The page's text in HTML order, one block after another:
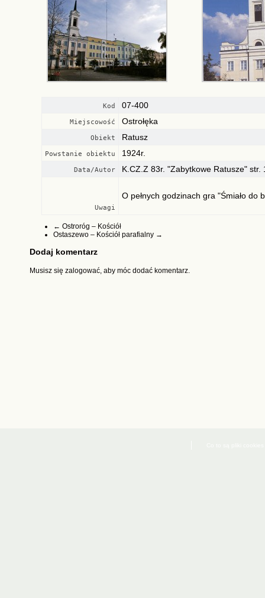
Kod 07-400
Miejscowość Ostrołęka
Obiekt Ratusz
Powstanie obiektu 1924r.
Data/Autor K.CZ.Z 83r. "Zabytkowe Ratusze" str.
Uwagi
O pełnych godzinach gra "Śmiało do
← Ostroróg – Kościół
Ostaszewo – Kościół parafialny →
Dodaj komentarz
Musisz się zalogować, aby móc dodać komentarz.